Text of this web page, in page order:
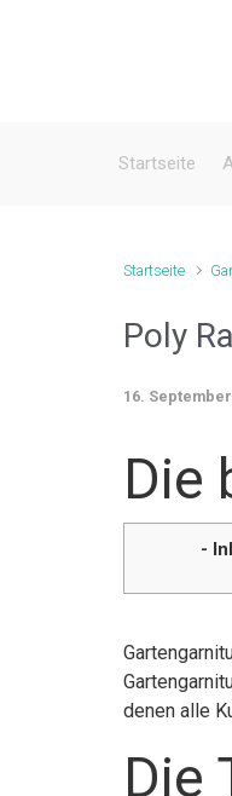
Startseite
Startseite
Poly
16.
Die
-
denen alle
Die